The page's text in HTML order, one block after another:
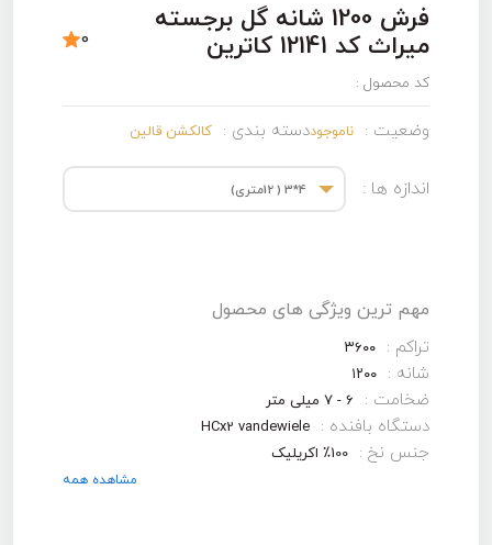
فرش 1200 شانه گل برجسته
میراث کد 12141 کاترین
0
کد محصول :
وضعیت : ناموجوددسته بندی : کالکشن قالین
اندازه ها : 4*3 ( 12متری)
مهم ترین ویژگی های محصول
تراکم : ۳۶۰۰
شانه : ۱۲۰۰
ضخامت : 6 - 7 میلی متر
دستگاه بافنده : HCx2 vandewiele
جنس نخ : 100٪ اکریلیک
مشاهده همه